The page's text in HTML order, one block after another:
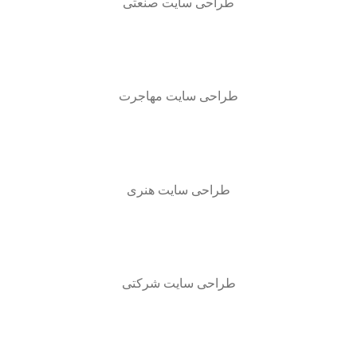
طراحی سایت مهاجرت
طراحی سایت هنری
طراحی سایت شرکتی